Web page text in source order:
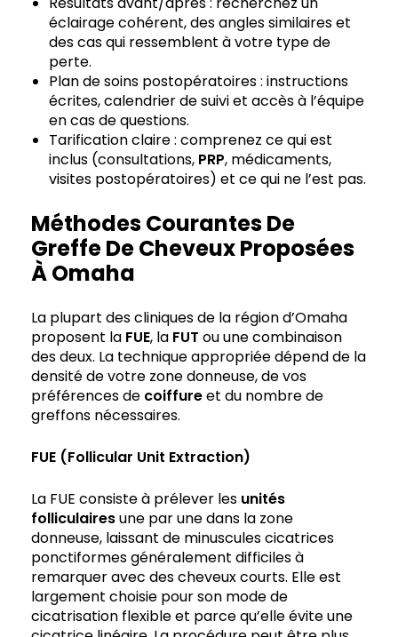
éclairage cohérent, des angles similaires et
des cas qui ressemblent à votre type de
perte.
Plan de soins postopératoires : instructions
écrites, calendrier de suivi et accès à l’équipe
en cas de questions.
Tarification claire : comprenez ce qui est
inclus (consultations, PRP, médicaments,
visites postopératoires) et ce qui ne l’est pas.
Méthodes Courantes De
Greffe De Cheveux Proposées
À Omaha
La plupart des cliniques de la région d’Omaha
proposent la FUE, la FUT ou une combinaison
des deux. La technique appropriée dépend de la
densité de votre zone donneuse, de vos
préférences de coiffureet du nombre de
greffons nécessaires.
FUE (Follicular Unit Extraction)
La FUE consiste à prélever les unités
folliculairesune par une dans la zone
donneuse, laissant de minuscules cicatrices
ponctiformes généralement difficiles à
remarquer avec des cheveux courts. Elle est
largement choisie pour son mode de
cicatrisation flexible et parce qu’elle évite une